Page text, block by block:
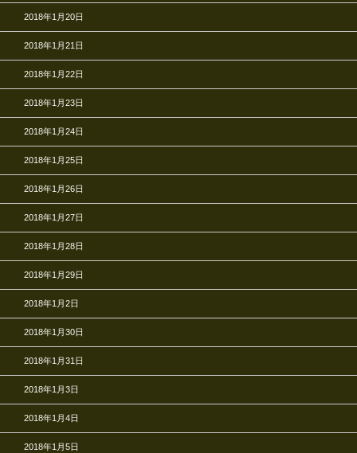
2018年1月20日
2018年1月21日
2018年1月22日
2018年1月23日
2018年1月24日
2018年1月25日
2018年1月26日
2018年1月27日
2018年1月28日
2018年1月29日
2018年1月2日
2018年1月30日
2018年1月31日
2018年1月3日
2018年1月4日
2018年1月5日